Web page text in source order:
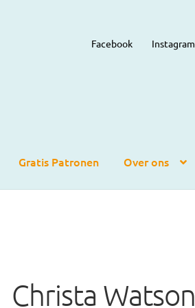
Facebook Instagram
Gratis Patronen Over ons
Christa Watson